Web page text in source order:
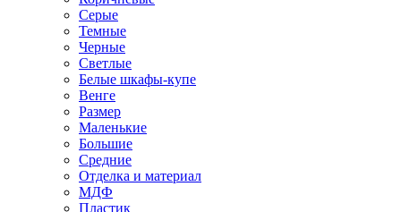
Серые
Темные
Черные
Светлые
Белые шкафы-купе
Венге
Размер
Маленькие
Большие
Средние
Отделка и материал
МДФ
Пластик